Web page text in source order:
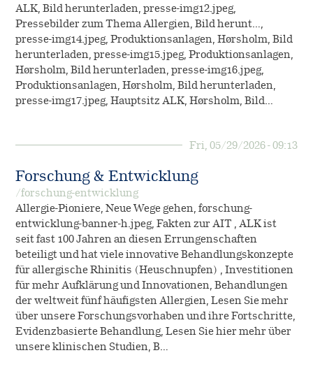
ALK, Bild herunterladen, presse-img12.jpeg,
Pressebilder zum Thema Allergien, Bild herunt…,
presse-img14.jpeg, Produktionsanlagen, Hørsholm, Bild
herunterladen, presse-img15.jpeg, Produktionsanlagen,
Hørsholm, Bild herunterladen, presse-img16.jpeg,
Produktionsanlagen, Hørsholm, Bild herunterladen,
presse-img17.jpeg, Hauptsitz ALK, Hørsholm, Bild…
Fri, 05/29/2026 - 09:13
Forschung & Entwicklung
/forschung-entwicklung
Allergie-Pioniere, Neue Wege gehen, forschung-
entwicklung-banner-h.jpeg, Fakten zur AIT , ALK ist
seit fast 100 Jahren an diesen Errungenschaften
beteiligt und hat viele innovative Behandlungskonzepte
für allergische Rhinitis (Heuschnupfen) , Investitionen
für mehr Aufklärung und Innovationen, Behandlungen
der weltweit fünf häufigsten Allergien, Lesen Sie mehr
über unsere Forschungsvorhaben und ihre Fortschritte,
Evidenzbasierte Behandlung, Lesen Sie hier mehr über
unsere klinischen Studien, B…